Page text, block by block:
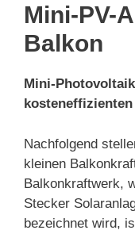
Mini-PV-
Balkon
Mini-
Nachfolgend
kleinen
Balkonkraftwerk,
Stecker
bezeichnet wird,